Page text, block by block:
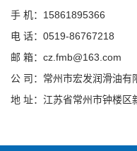
手 机：15861895366
电 话：0519-86767218
邮 箱：cz.fmb@163.com
公 司：常州市宏发润滑油有
地 址：江苏省常州市钟楼区